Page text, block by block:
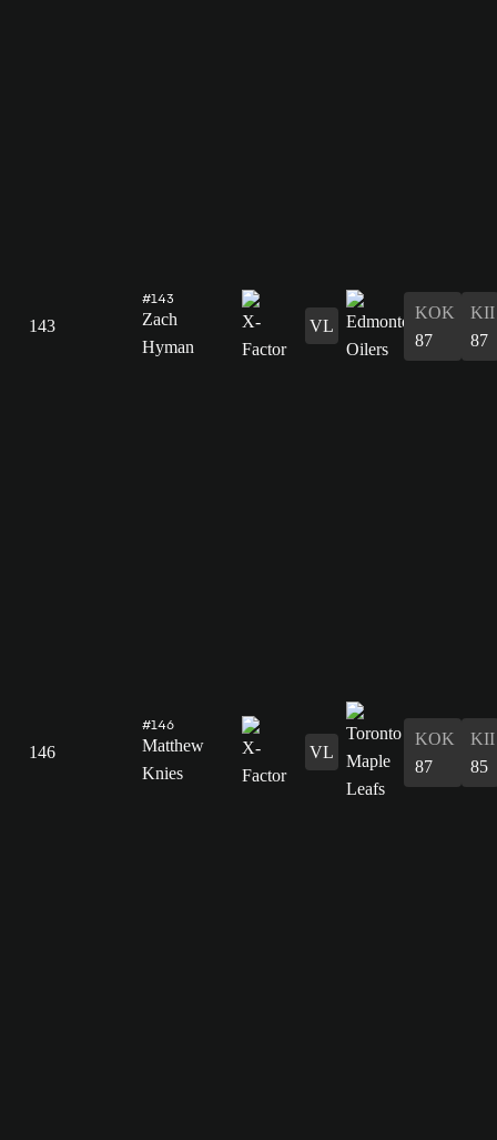
143
#143
Zach
Hyman
VL
KOK
87
KII
87
146
#146
Matthew
Knies
VL
KOK
87
KII
85